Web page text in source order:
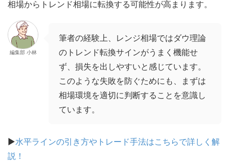
相場からトレンド相場に転換する可能性が高まります。
編集部 小林
筆者の経験上、レンジ相場ではダウ理論
のトレンド転換サインがうまく機能せ
ず、損失を出しやすいと感じています。
このような失敗を防ぐためにも、まずは
相場環境を適切に判断することを意識し
ています。
▶水平ラインの引き方やトレード手法はこちらで詳しく解
説！